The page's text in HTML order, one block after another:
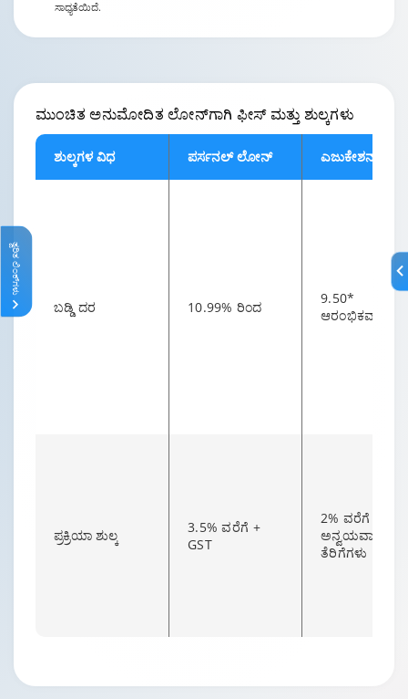
ತ್ವರಿತ ಲಿಂಕ್‌ಗಳು
ಸಾಧ್ಯತೆಯಿದೆ.
ಮುಂಚಿತ ಅನುಮೋದಿತ ಲೋನ್ಗಾಗಿ ಫೀಸ್ ಮತ್ತು ಶುಲ್ಕಗಳು
ಶುಲ್ಕಗಳ ವಿಧ ಪರ್ಸನಲ್ ಲೋನ್ ಎಜುಕೇಶನ್
ಬಡ್ಡಿ ದರ 10.99% ರಿಂದ
9.50*
ಆರಂಭಿಕವಾಗಿ
ಪ್ರಕ್ರಿಯಾ ಶುಲ್ಕ
3.5% ವರೆಗೆ +
GST
2% ವರೆಗೆ +
ಅನ್ವಯವಾಗುವ
ತೆರಿಗೆಗಳು